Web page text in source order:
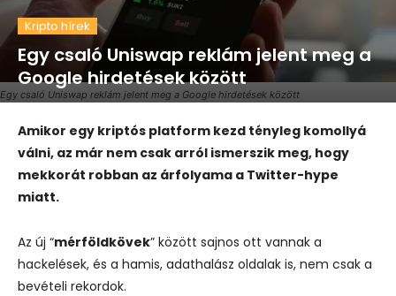
Egy csaló Uniswap reklám jelent meg a Google hirdetések között
Kripto hírek
Egy csaló Uniswap reklám jelent meg a
Google hirdetések között
Amikor egy kriptós platform kezd tényleg komollyá
válni, az már nem csak arról ismerszik meg, hogy
mekkorát robban az árfolyama a Twitter-hype
miatt.
Az új “mérföldkövek” között sajnos ott vannak a
hackelések, és a hamis, adathalász oldalak is, nem csak a
bevételi rekordok.